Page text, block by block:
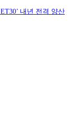
내년 전격 양산